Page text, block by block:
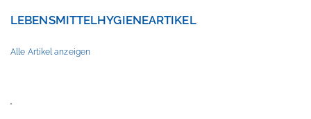
LEBENSMITTELHYGIENEARTIKEL
Alle Artikel anzeigen